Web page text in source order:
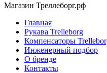
Магазин Треллеборг.рф
Главная
Рукава Trelleborg
Компенсаторы
Инженерный подбор
О бренде
Контакты